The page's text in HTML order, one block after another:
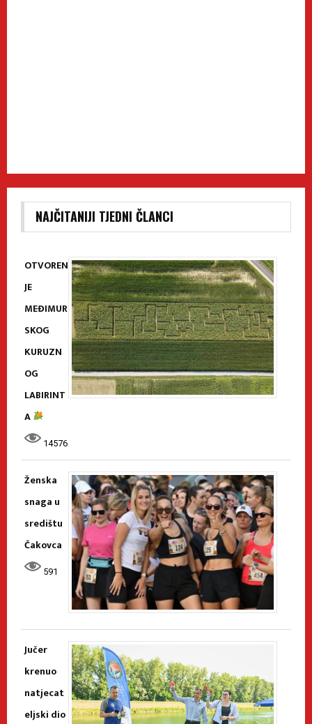
NAJČITANIJI TJEDNI ČLANCI
OTVOREN
JE
MEĐIMUR
SKOG
KURUZN
OG
LABIRINT
A
14576
Ženska
snaga u
središtu
Čakovca
591
Jučer
krenuo
natjecat
eljski dio